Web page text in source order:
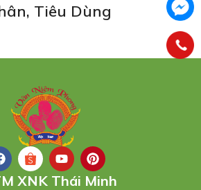
, Tiêu Dùng
XNK Thái Minh